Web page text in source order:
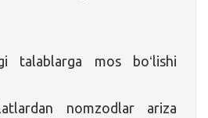
talablarga mos boʻlishi
nomzodlar ariza